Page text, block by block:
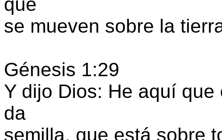
se mueven sobre la
Génesis 1:29
Y dijo Dios: He aquí
da
semilla, que está sobre